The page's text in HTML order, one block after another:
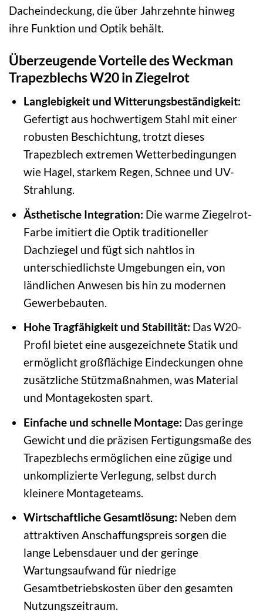
Dacheindeckung, die über Jahrzehnte hinweg
ihre Funktion und Optik behält.
Überzeugende Vorteile des Weckman
Trapezblechs W20 in Ziegelrot
Langlebigkeit und Witterungsbeständigkeit:
Gefertigt aus hochwertigem Stahl mit einer
robusten Beschichtung, trotzt dieses
Trapezblech extremen Wetterbedingungen
wie Hagel, starkem Regen, Schnee und UV-
Strahlung.
Ästhetische Integration: Die warme Ziegelrot-
Farbe imitiert die Optik traditioneller
Dachziegel und fügt sich nahtlos in
unterschiedlichste Umgebungen ein, von
ländlichen Anwesen bis hin zu modernen
Gewerbebauten.
Hohe Tragfähigkeit und Stabilität: Das W20-
Profil bietet eine ausgezeichnete Statik und
ermöglicht großflächige Eindeckungen ohne
zusätzliche Stützmaßnahmen, was Material
und Montagekosten spart.
Einfache und schnelle Montage: Das geringe
Gewicht und die präzisen Fertigungsmaße des
Trapezblechs ermöglichen eine zügige und
unkomplizierte Verlegung, selbst durch
kleinere Montageteams.
Wirtschaftliche Gesamtlösung: Neben dem
attraktiven Anschaffungspreis sorgen die
lange Lebensdauer und der geringe
Wartungsaufwand für niedrige
Gesamtbetriebskosten über den gesamten
Nutzungszeitraum.